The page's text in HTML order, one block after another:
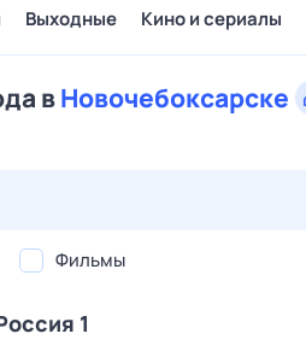
Выходные Кино и сериалы
вНовочебоксарске
Фильмы
1